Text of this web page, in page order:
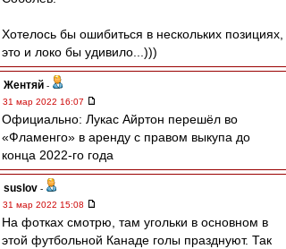
Хотелось бы ошибиться в нескольких позициях,
это и локо бы удивило...)))
Жентяй -
31 мар 2022 16:07
Официально: Лукас Айртон перешёл во
«Фламенго» в аренду с правом выкупа до
конца 2022-го года
suslov -
31 мар 2022 15:08
На фотках смотрю, там угольки в основном в
этой футбольной Канаде голы празднуют. Так